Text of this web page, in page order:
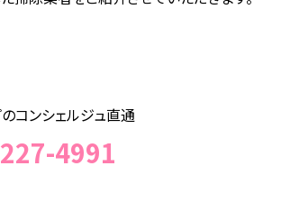
コンシェルジュ直通
4991